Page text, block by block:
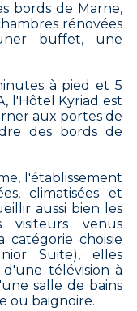
bords de Marne,
rénovées
buffet, une
à pied et 5
l'Hôtel Kyriad est
aux portes de
des bords de
l'établissement
climatisées et
aussi bien les
visiteurs venus
catégorie choisie
Suite), elles
télévision à
salle de bains
ou baignoire.